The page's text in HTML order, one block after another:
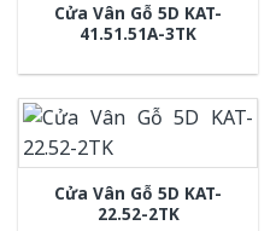
Cửa Vân Gỗ 5D KAT-
41.51.51A-3TK
Cửa Vân Gỗ 5D KAT-
22.52-2TK